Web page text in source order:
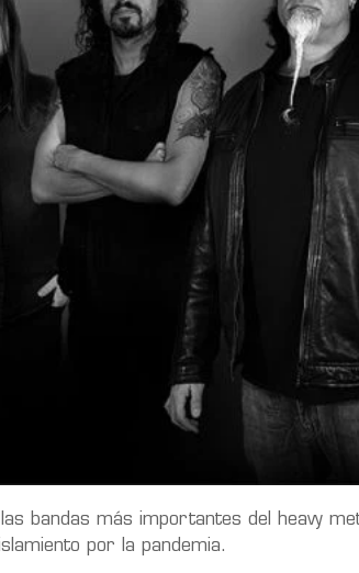
bandas más importantes del heavy
por la pandemia.